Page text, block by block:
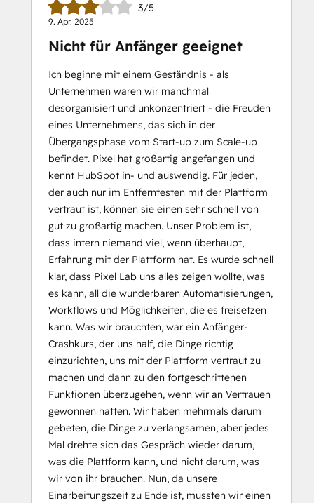
3/5
9. Apr. 2025
Nicht für Anfänger geeignet
Ich beginne mit einem Geständnis - als
Unternehmen waren wir manchmal
desorganisiert und unkonzentriert - die Freuden
eines Unternehmens, das sich in der
Übergangsphase vom Start-up zum Scale-up
befindet. Pixel hat großartig angefangen und
kennt HubSpot in- und auswendig. Für jeden,
der auch nur im Entferntesten mit der Plattform
vertraut ist, können sie einen sehr schnell von
gut zu großartig machen. Unser Problem ist,
dass intern niemand viel, wenn überhaupt,
Erfahrung mit der Plattform hat. Es wurde schnell
klar, dass Pixel Lab uns alles zeigen wollte, was
es kann, all die wunderbaren Automatisierungen,
Workflows und Möglichkeiten, die es freisetzen
kann. Was wir brauchten, war ein Anfänger-
Crashkurs, der uns half, die Dinge richtig
einzurichten, uns mit der Plattform vertraut zu
machen und dann zu den fortgeschrittenen
Funktionen überzugehen, wenn wir an Vertrauen
gewonnen hatten. Wir haben mehrmals darum
gebeten, die Dinge zu verlangsamen, aber jedes
Mal drehte sich das Gespräch wieder darum,
was die Plattform kann, und nicht darum, was
wir von ihr brauchen. Nun, da unsere
Einarbeitungszeit zu Ende ist, mussten wir einen